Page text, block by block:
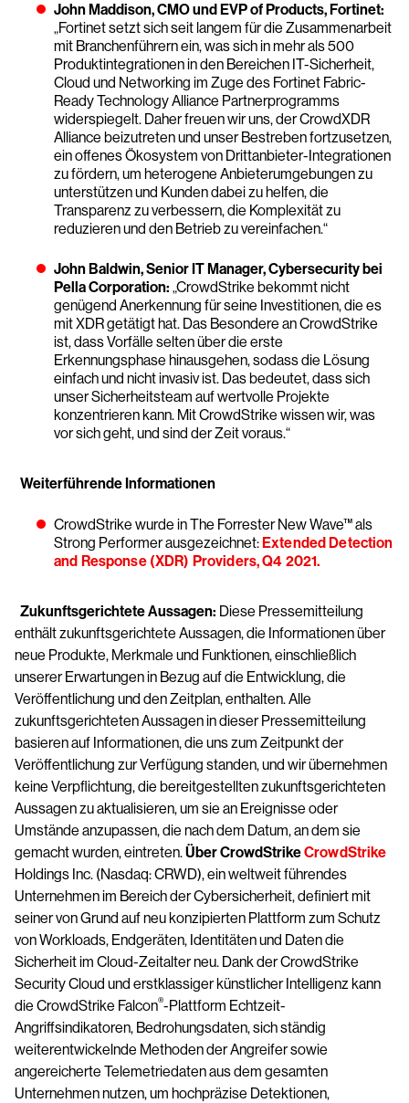
John Maddison, CMO und EVP of Products, Fortinet:
„Fortinet setzt sich seit langem für die Zusammenarbeit
mit Branchenführern ein, was sich in mehr als 500
Produktintegrationen in den Bereichen IT-Sicherheit,
Cloud und Networking im Zuge des Fortinet Fabric-
Ready Technology Alliance Partnerprogramms
widerspiegelt. Daher freuen wir uns, der CrowdXDR
Alliance beizutreten und unser Bestreben fortzusetzen,
ein offenes Ökosystem von Drittanbieter-Integrationen
zu fördern, um heterogene Anbieterumgebungen zu
unterstützen und Kunden dabei zu helfen, die
Transparenz zu verbessern, die Komplexität zu
reduzieren und den Betrieb zu vereinfachen.“
John Baldwin, Senior IT Manager, Cybersecurity bei
Pella Corporation: „CrowdStrike bekommt nicht
genügend Anerkennung für seine Investitionen, die es
mit XDR getätigt hat. Das Besondere an CrowdStrike
ist, dass Vorfälle selten über die erste
Erkennungsphase hinausgehen, sodass die Lösung
einfach und nicht invasiv ist. Das bedeutet, dass sich
unser Sicherheitsteam auf wertvolle Projekte
konzentrieren kann. Mit CrowdStrike wissen wir, was
vor sich geht, und sind der Zeit voraus.“
Weiterführende Informationen
CrowdStrike wurde in The Forrester New Wave™ als
Strong Performer ausgezeichnet:Extended Detection
and Response (XDR) Providers, Q4 2021.
Zukunftsgerichtete Aussagen: Diese Pressemitteilung
enthält zukunftsgerichtete Aussagen, die Informationen über
neue Produkte, Merkmale und Funktionen, einschließlich
unserer Erwartungen in Bezug auf die Entwicklung, die
Veröffentlichung und den Zeitplan, enthalten. Alle
zukunftsgerichteten Aussagen in dieser Pressemitteilung
basieren auf Informationen, die uns zum Zeitpunkt der
Veröffentlichung zur Verfügung standen, und wir übernehmen
keine Verpflichtung, die bereitgestellten zukunftsgerichteten
Aussagen zu aktualisieren, um sie an Ereignisse oder
Umstände anzupassen, die nach dem Datum, an dem sie
gemacht wurden, eintreten.Über CrowdStrikeCrowdStrike
Holdings Inc. (Nasdaq: CRWD), ein weltweit führendes
Unternehmen im Bereich der Cybersicherheit, definiert mit
seiner von Grund auf neu konzipierten Plattform zum Schutz
von Workloads, Endgeräten, Identitäten und Daten die
Sicherheit im Cloud-Zeitalter neu. Dank der CrowdStrike
Security Cloud und erstklassiger künstlicher Intelligenz kann
die CrowdStrike Falcon®-Plattform Echtzeit-
Angriffsindikatoren, Bedrohungsdaten, sich ständig
weiterentwickelnde Methoden der Angreifer sowie
angereicherte Telemetriedaten aus dem gesamten
Unternehmen nutzen, um hochpräzise Detektionen,